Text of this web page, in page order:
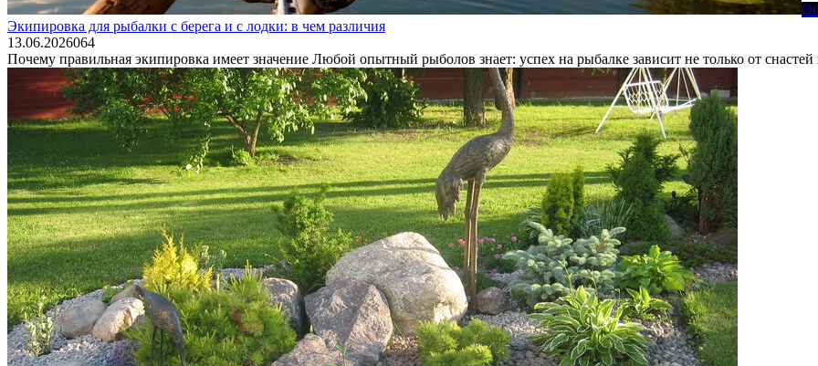
Экипировка для рыбалки с берега и с лодки: в чем различия
13.06.2026064
Почему правильная экипировка имеет значение Любой опытный рыболов знает: успех на рыбалке зависит не только от